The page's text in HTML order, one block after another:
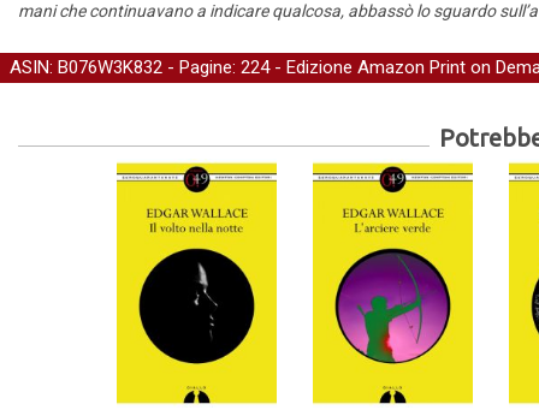
mani che continuavano a indicare qualcosa, abbassò lo sguardo
ASIN: B076W3K832 - Pagine: 224 - Edizione Amazon Print on